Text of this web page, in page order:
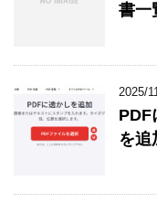
書一
2025/
PDF
を追